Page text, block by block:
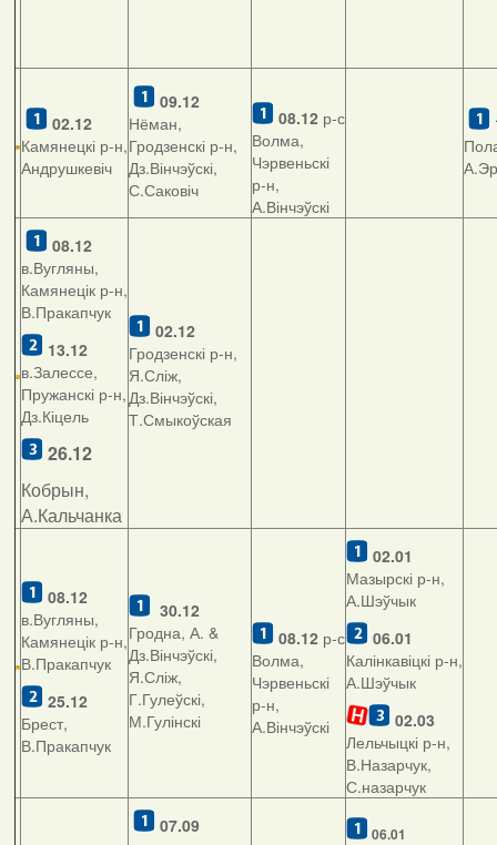
02.12
Камянецкі р-н,
Андрушкевіч
09.12
Нёман,
Гродзенскі р-н,
Дз.Вінчэўскі,
С.Саковіч
08.12 р-с
Волма,
Чэрвеньскі
р-н,
А.Вінчэўскі
08.12
в.Вугляны,
Камянецік р-н,
В.Пракапчук
13.12
в.Залессе,
Пружанскі р-н,
Дз.Кіцель
26.12
Кобрын,
А.Кальчанка
02.12
Гродзенскі р-н,
Я.Сліж,
Дз.Вінчэўскі,
Т.Смыкоўская
08.12
в.Вугляны,
Камянецік р-н,
В.Пракапчук
25.12
Брест,
В.Пракапчук
30.12
Гродна, А. &
Дз.Вінчэўскі,
Я.Сліж,
Г.Гулеўскі,
М.Гулінскі
08.12 р-с
Волма,
Чэрвеньскі
р-н,
А.Вінчэўскі
02.01
Мазырскі р-н,
А.Шэўчык
06.01
Калінкавіцкі р-н,
А.Шэўчык
02.03
Лельчыцкі р-н,
В.Назарчук,
С.назарчук
07.09
06.01